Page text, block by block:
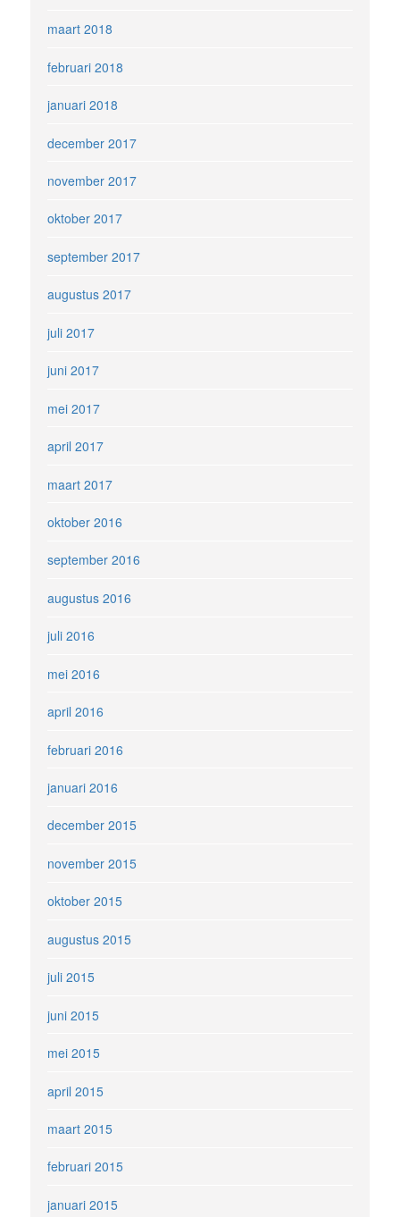
maart 2018
februari 2018
januari 2018
december 2017
november 2017
oktober 2017
september 2017
augustus 2017
juli 2017
juni 2017
mei 2017
april 2017
maart 2017
oktober 2016
september 2016
augustus 2016
juli 2016
mei 2016
april 2016
februari 2016
januari 2016
december 2015
november 2015
oktober 2015
augustus 2015
juli 2015
juni 2015
mei 2015
april 2015
maart 2015
februari 2015
januari 2015